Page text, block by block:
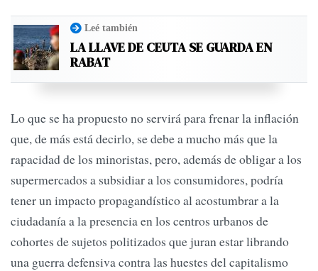
Leé también
LA LLAVE DE CEUTA SE GUARDA EN
RABAT
Lo que se ha propuesto no servirá para frenar la inflación
que, de más está decirlo, se debe a mucho más que la
rapacidad de los minoristas, pero, además de obligar a los
supermercados a subsidiar a los consumidores, podría
tener un impacto propagandístico al acostumbrar a la
ciudadanía a la presencia en los centros urbanos de
cohortes de sujetos politizados que juran estar librando
una guerra defensiva contra las huestes del capitalismo